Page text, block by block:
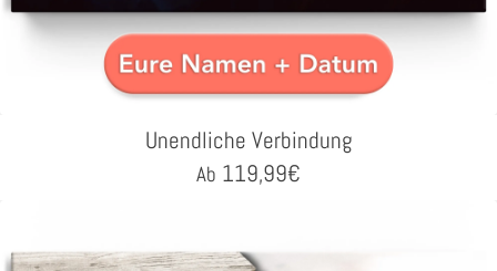
Unendliche Verbindung
Ab 119,99€